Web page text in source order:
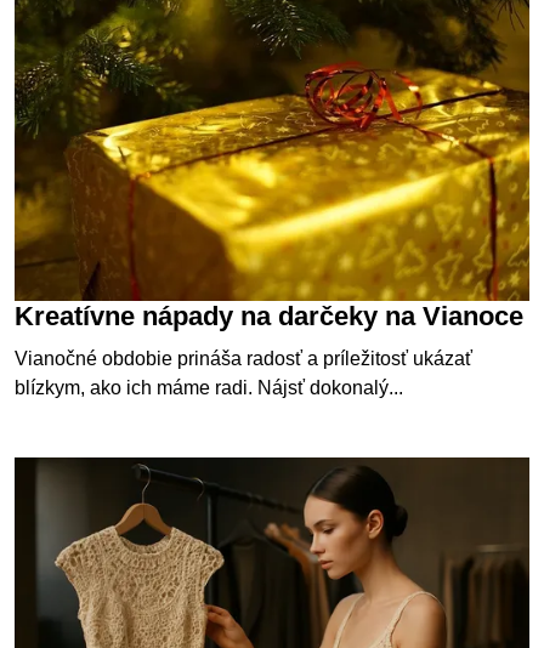
Kreatívne nápady na darčeky na Vianoce
Vianočné obdobie prináša radosť a príležitosť ukázať
blízkym, ako ich máme radi. Nájsť dokonalý...